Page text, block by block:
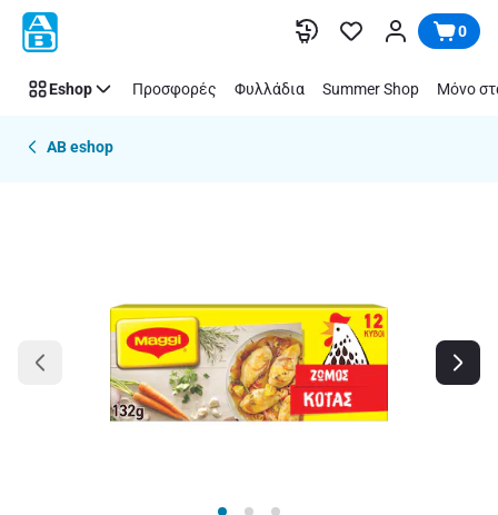
Παράλειψη 0
Eshop Προσφορές Φυλλάδια Summer Shop Μόνο
AB eshop